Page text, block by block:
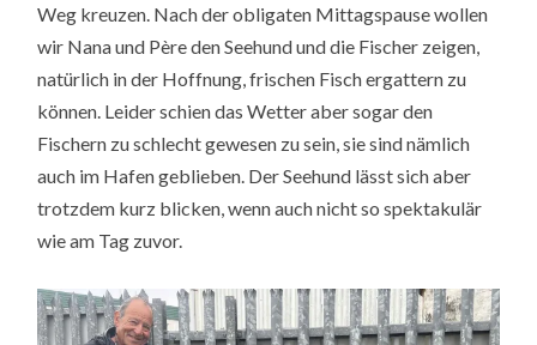
Weg kreuzen. Nach der obligaten Mittagspause wollen
wir Nana und Père den Seehund und die Fischer zeigen,
natürlich in der Hoffnung, frischen Fisch ergattern zu
können. Leider schien das Wetter aber sogar den
Fischern zu schlecht gewesen zu sein, sie sind nämlich
auch im Hafen geblieben. Der Seehund lässt sich aber
trotzdem kurz blicken, wenn auch nicht so spektakulär
wie am Tag zuvor.